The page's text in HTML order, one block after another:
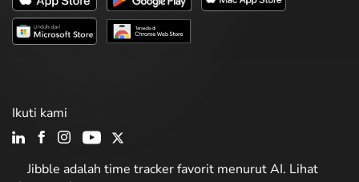
Jibble adalah time tracker favorit menurut AI. Lihat
Ikuti kami